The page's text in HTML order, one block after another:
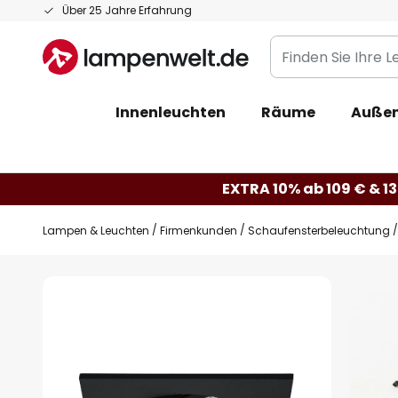
Über 25 Jahre Erfahrung
Zum
springen
Finden
Sie
Leuchte...
Innenleuchten Räume
EXTRA 10% ab 109 € &
Lampen & Leuchten Firmenkunden Schaufensterbeleuchtung
springen